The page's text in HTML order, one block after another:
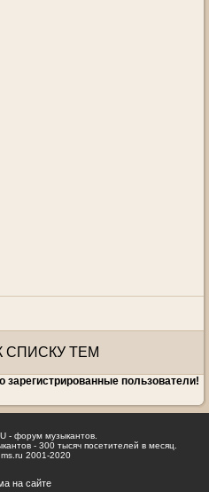
СПИСКУ ТЕМ
зарегистрированные пользователи!
- форум музыкантов.
- 300 тысяч посетителей в месяц.
2001-2020
на сайте